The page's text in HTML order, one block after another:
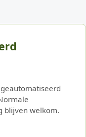
blijven welkom.